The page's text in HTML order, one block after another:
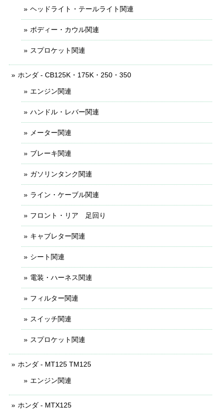
ヘッドライト・テールライト関連
ボディー・カウル関連
スプロケット関連
ホンダ - CB125K・175K・250・350
エンジン関連
ハンドル・レバー関連
メーター関連
ブレーキ関連
ガソリンタンク関連
ライン・ケーブル関連
フロント・リア 足回り
キャブレター関連
シート関連
電装・ハーネス関連
フィルター関連
スイッチ関連
スプロケット関連
ホンダ - MT125 TM125
エンジン関連
ホンダ - MTX125